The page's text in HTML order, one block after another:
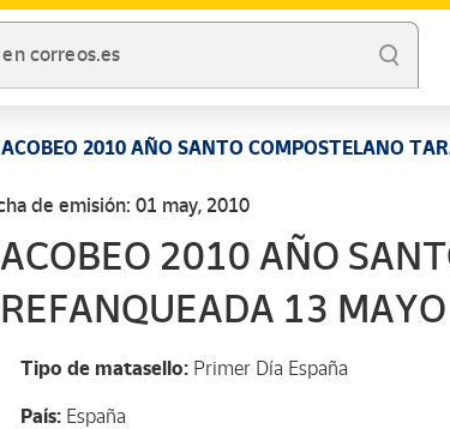
en correos.es
2010 AÑO SANTO COMPOSTELANO
de emisión: 01 may, 2010
2010 AÑO SANTO
13
Tipo de matasello: Primer Día España
País: España